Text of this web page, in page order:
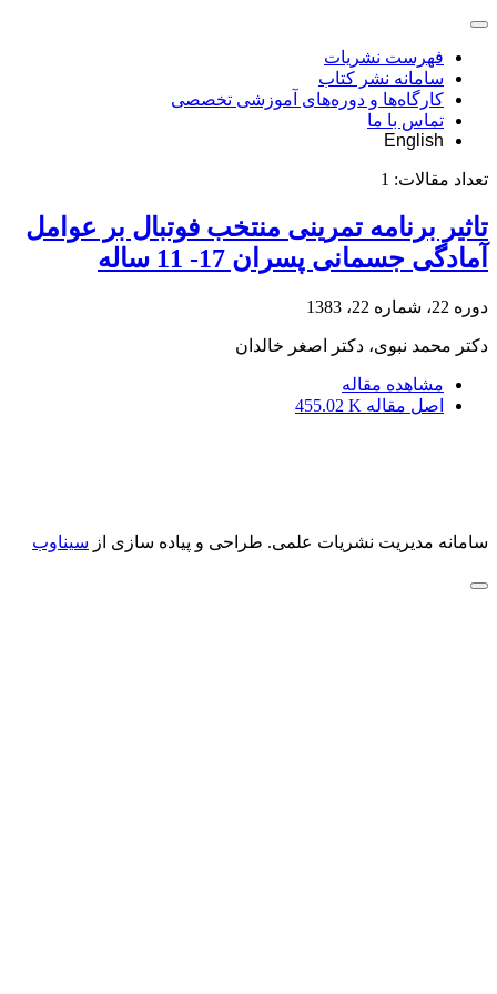
فهرست نشریات
سامانه نشر کتاب
کارگاه‌ها و دوره‌های آموزشی تخصصی
تماس با ما
English
تعداد مقالات: 1
تاثیر برنامه تمرینی منتخب فوتبال بر عوامل
آمادگی جسمانی پسران 17- 11 ساله
دوره 22، شماره 22، 1383
دکتر محمد نبوی، دکتر اصغر خالدان
مشاهده مقاله
اصل مقاله 455.02 K
سامانه مدیریت نشریات علمی. طراحی و پیاده سازی از سیناوب